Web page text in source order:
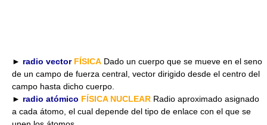
► radio vector FÍSICA Dado un cuerpo que se mueve en el seno
de un campo de fuerza central, vector dirigido desde el centro del
campo hasta dicho cuerpo.
► radio atómico FÍSICA NUCLEAR Radio aproximado asignado
a cada átomo, el cual depende del tipo de enlace con el que se